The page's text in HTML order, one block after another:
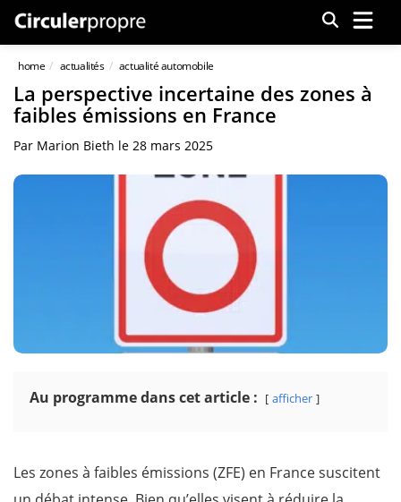
Menu
home actualités actualité automobile
La perspective incertaine des zones à
faibles émissions en France
Par Marion Bieth le 28 mars 2025
Au programme dans cet article : afficher
Les zones à faibles émissions (ZFE) en France suscitent